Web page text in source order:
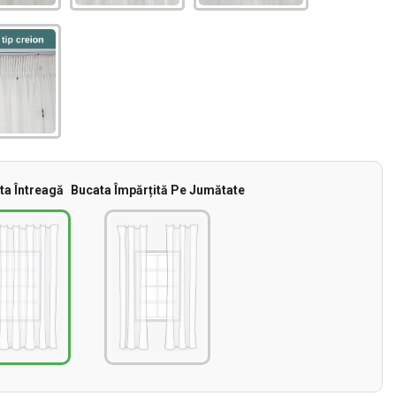
Întreagă Bucata Împărțită Pe Jumătate